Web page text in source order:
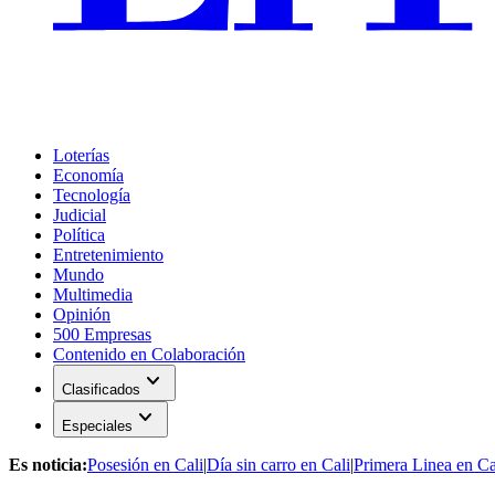
Loterías
Economía
Tecnología
Judicial
Política
Entretenimiento
Mundo
Multimedia
Opinión
500 Empresas
Contenido en Colaboración
Clasificados expand_more
Especiales expand_more
Es noticia:Posesión en Cali|Día sin carro en Cali|Primera Linea en